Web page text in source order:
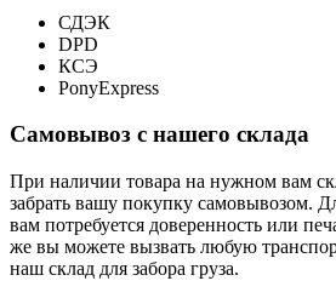
СДЭК
DPD
КСЭ
PonyExpress
Самовывоз с нашего склада
При наличии товара на нужном вам
забрать вашу покупку самовывозом.
вам потребуется доверенность или
же вы можете вызвать любую
наш склад для забора груза.